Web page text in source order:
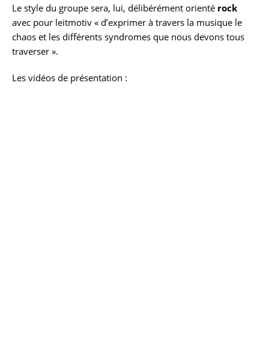
Le style du groupe sera, lui, délibérément orienté rock
avec pour leitmotiv « d’exprimer à travers la musique le
chaos et les différents syndromes que nous devons tous
traverser ».
Les vidéos de présentation :